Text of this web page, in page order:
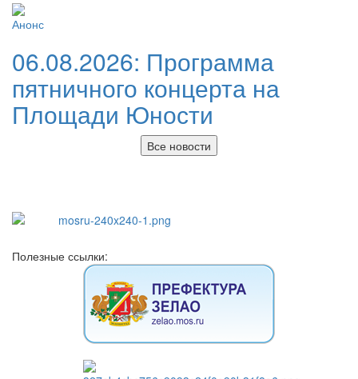
Анонс
06.08.2026: Программа
пятничного концерта на
Площади Юности
Все новости
Полезные ссылки: